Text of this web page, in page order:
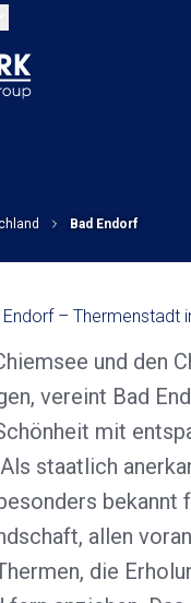
Bad Endorf
Endorf – Thermenstadt
und den
vereint Bad
mit
staatlich
bekannt
allen
die